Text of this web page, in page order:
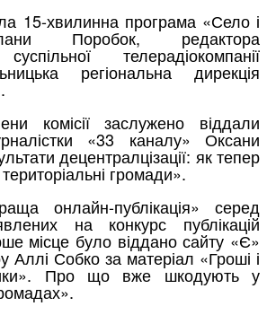
15-хвилинна програма «Село і
Поробок, редактора
телерадіокомпанії
регіональна дирекція
комісії заслужено віддали
«33 каналу» Оксани
децентралцізації: як тепер
громади».
онлайн-публікація» серед
на конкурс публікацій
місце було віддано сайту «Є»
Аллі Собко за матеріал «Гроші і
Про що вже шкодують у